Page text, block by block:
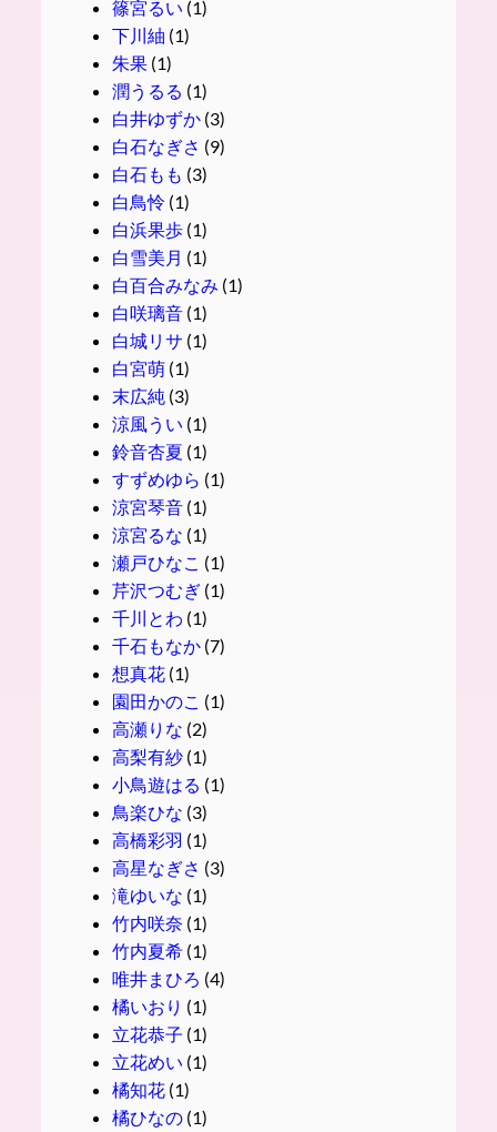
篠宮るい (1)
下川紬 (1)
朱果(1)
潤うるる (1)
白井ゆずか(3)
白石なぎさ (9)
白石もも (3)
白鳥怜(1)
白浜果歩(1)
白雪美月 (1)
白百合みなみ (1)
白咲璃音(1)
白城リサ (1)
白宮萌(1)
末広純 (3)
涼風うい (1)
鈴音杏夏 (1)
すずめゆら (1)
涼宮琴音(1)
涼宮るな (1)
瀬戸ひなこ (1)
芹沢つむぎ(1)
千川とわ (1)
千石もなか(7)
想真花(1)
園田かのこ (1)
高瀬りな (2)
高梨有紗(1)
小鳥遊はる (1)
鳥楽ひな (3)
高橋彩羽 (1)
高星なぎさ (3)
滝ゆいな (1)
竹内咲奈 (1)
竹内夏希(1)
唯井まひろ (4)
橘いおり (1)
立花恭子 (1)
立花めい (1)
橘知花(1)
橘ひなの(1)